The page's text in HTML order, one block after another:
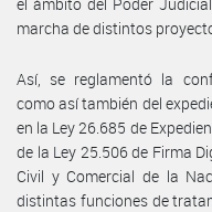
marcha de distintos
Así, se reglamentó la
como así también del
en la Ley 26.685 de
de la Ley 25.506 de Firma
Civil y Comercial de la
distintas funciones de